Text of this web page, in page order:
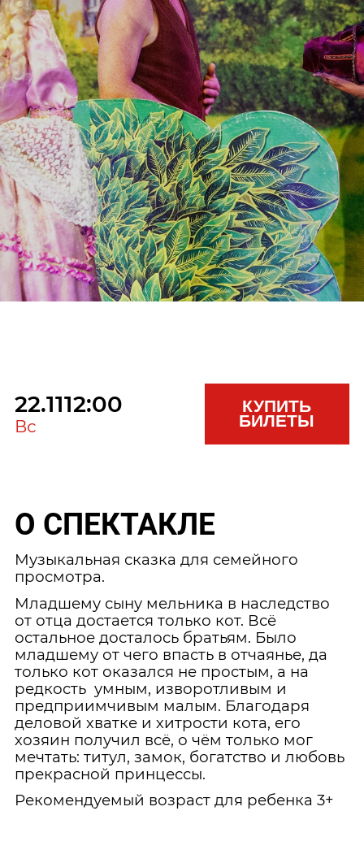
22.11
Вс
12:00 КУПИТЬ
БИЛЕТЫ
О СПЕКТАКЛЕ
Музыкальная сказка для семейного
просмотра.
Младшему сыну мельника в наследство
от отца достается только кот. Всё
остальное досталось братьям. Было
младшему от чего впасть в отчаянье, да
только кот оказался не простым, а на
редкость умным, изворотливым и
предприимчивым малым. Благодаря
деловой хватке и хитрости кота, его
хозяин получил всё, о чём только мог
мечтать: титул, замок, богатство и любовь
прекрасной принцессы.
Рекомендуемый возраст для ребенка 3+